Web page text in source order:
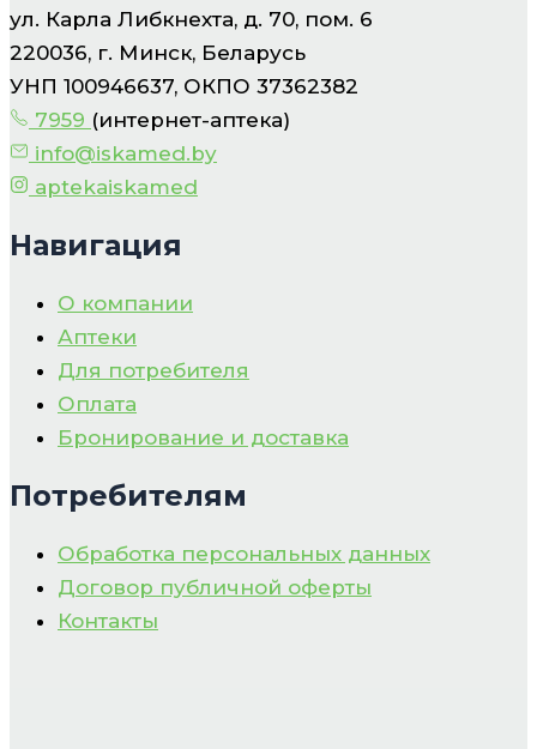
ул. Карла Либкнехта, д. 70, пом. 6
220036, г. Минск, Беларусь
УНП 100946637, ОКПО 37362382
7959 (интернет-аптека)
info@iskamed.by
aptekaiskamed
Навигация
О компании
Аптеки
Для потребителя
Оплата
Бронирование и доставка
Потребителям
Обработка персональных данных
Договор публичной оферты
Контакты